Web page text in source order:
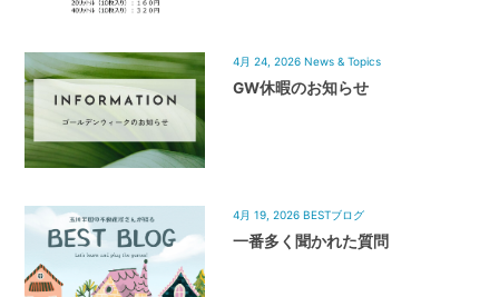
4月 24, 2026 News & Topics
GW休暇のお知らせ
4月 19, 2026 BESTブログ
一番多く聞かれた質問